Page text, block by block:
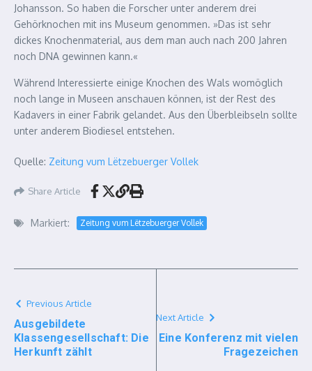
Johansson. So haben die Forscher unter anderem drei
Gehörknochen mit ins Museum genommen. »Das ist sehr
dickes Knochenmaterial, aus dem man auch nach 200 Jahren
noch DNA gewinnen kann.«
Während Interessierte einige Knochen des Wals womöglich
noch lange in Museen anschauen können, ist der Rest des
Kadavers in einer Fabrik gelandet. Aus den Überbleibseln sollte
unter anderem Biodiesel entstehen.
Quelle: Zeitung vum Lëtzebuerger Vollek
Share Article
Markiert: Zeitung vum Lëtzebuerger Vollek
Previous Article
Ausgebildete
Klassengesellschaft: Die
Herkunft zählt
Next Article
Eine Konferenz mit vielen
Fragezeichen